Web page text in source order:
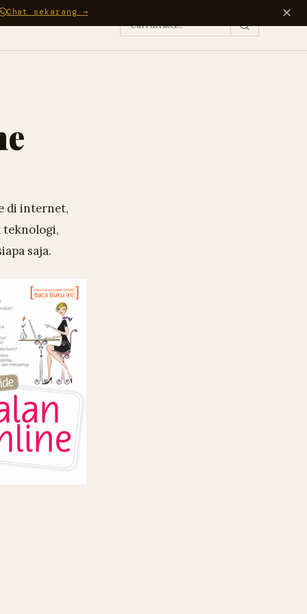
Chat sekarang → ✕
di internet,
teknologi,
saja.